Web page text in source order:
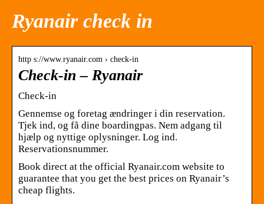
Ryanair check in
http s://www.ryanair.com › check-in
Check-in – Ryanair
Check-in
Gennemse og foretag ændringer i din reservation.
Tjek ind, og få dine boardingpas. Nem adgang til
hjælp og nyttige oplysninger. Log ind.
Reservationsnummer.
Book direct at the official Ryanair.com website to
guarantee that you get the best prices on Ryanair’s
cheap flights.